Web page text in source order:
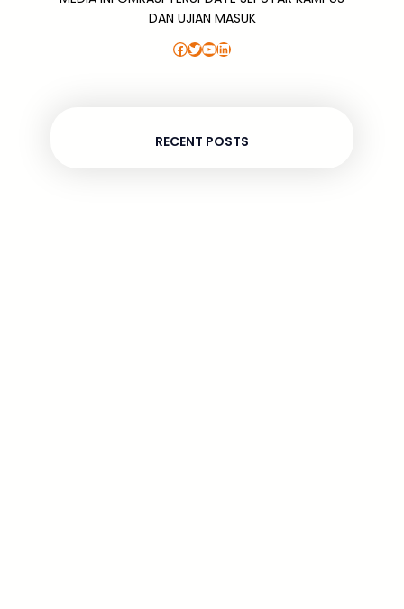
DAN UJIAN MASUK
Facebook Twitter YouTube LinkedIn
RECENT POSTS